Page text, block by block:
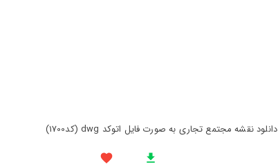
دانلود نقشه مجتمع تجاری به صورت فایل اتوکد dwg (کد1700)